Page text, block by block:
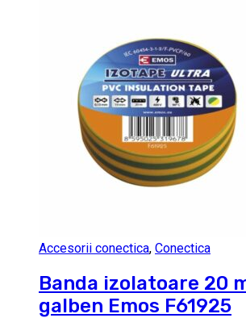
Accesorii conectica, Conectica
Banda izolatoare 20
galben Emos F61925